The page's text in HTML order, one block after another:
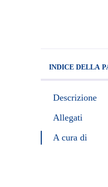
INDICE
Descrizione
Allegati
A cura di